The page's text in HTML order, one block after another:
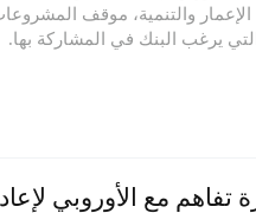
الإعمار والتنمية، موقف
يرغب البنك في المشاركة بها.
مع الأوروبي